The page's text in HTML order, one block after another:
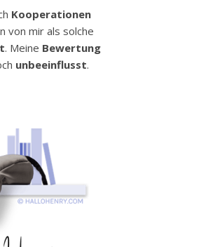
Kooperationen
von mir als solche
. Meine Bewertung
unbeeinflusst.